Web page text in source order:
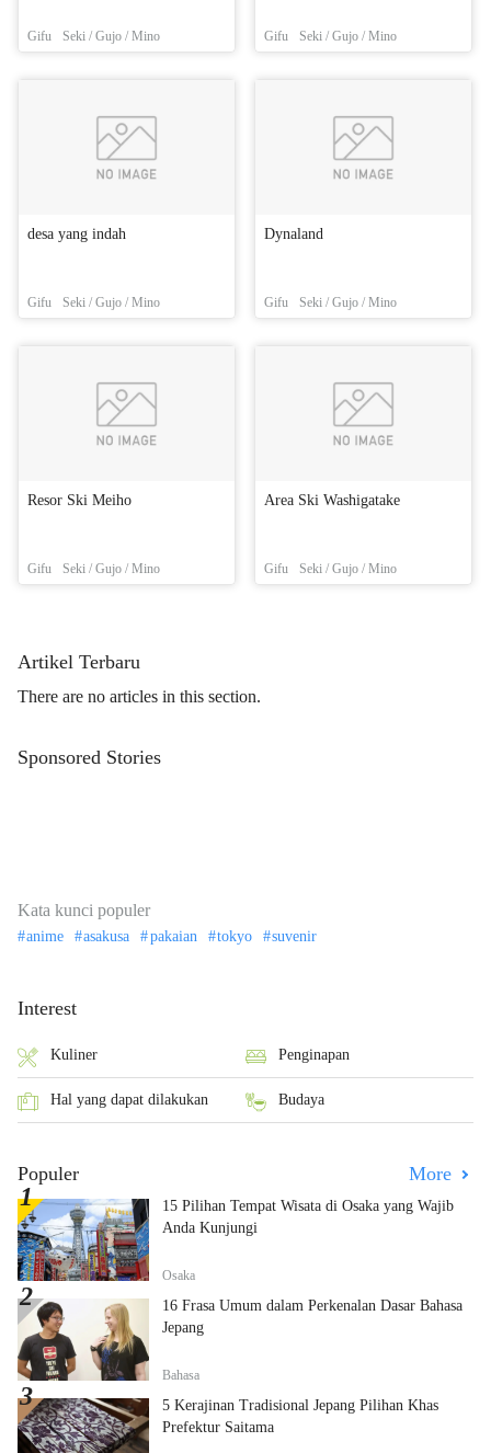
Gifu Seki / Gujo / Mino Gifu Seki / Gujo / Mino
desa yang indah
Gifu Seki / Gujo / Mino
Dynaland
Gifu Seki / Gujo / Mino
Resor Ski Meiho
Gifu Seki / Gujo / Mino
Area Ski Washigatake
Gifu Seki / Gujo / Mino
Artikel Terbaru
There are no articles in this section.
Sponsored Stories
Kata kunci populer
anime asakusa pakaian tokyo suvenir
Interest
Kuliner Penginapan
Hal yang dapat dilakukan Budaya
Populer More
15 Pilihan Tempat Wisata di Osaka yang Wajib
Anda Kunjungi
Osaka
16 Frasa Umum dalam Perkenalan Dasar Bahasa
Jepang
Bahasa
5 Kerajinan Tradisional Jepang Pilihan Khas
Prefektur Saitama